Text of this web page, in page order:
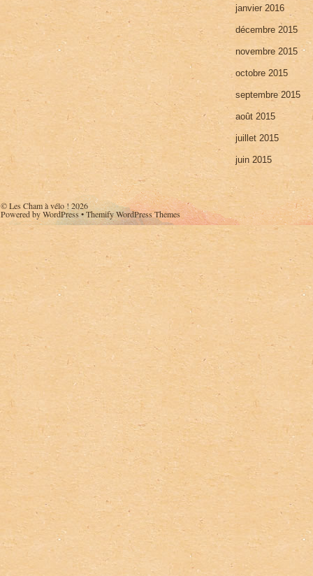
janvier 2016
décembre 2015
novembre 2015
octobre 2015
septembre 2015
août 2015
juillet 2015
juin 2015
©Les Cham à vélo !2026
Powered byWordPress•Themify WordPress Themes